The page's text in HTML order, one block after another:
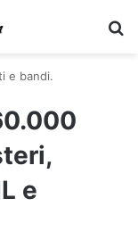
e bandi.
e